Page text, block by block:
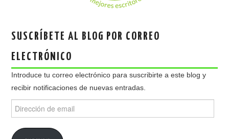
SUSCRÍBETE AL BLOG POR CORREO
ELECTRÓNICO
Introduce tu correo electrónico para suscribirte a este blog y
recibir notificaciones de nuevas entradas.
de